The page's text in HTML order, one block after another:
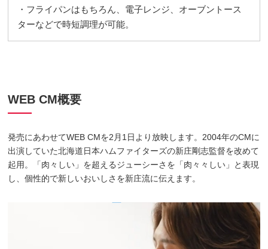
・フライパンはもちろん、電子レンジ、オーブントース
ターなどで時短調理が可能。
WEB CM概要
発売にあわせてWEB CMを2月1日より放映します。2004年のCMに
出演していた北海道日本ハムファイターズの新庄剛志監督を改めて
起用。「肉々しい」を超えるジューシーさを「肉々々しい」と表現
し、個性的で新しいおいしさを新庄流に伝えます。